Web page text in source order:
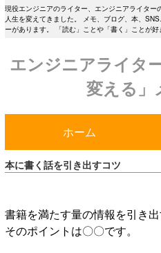
現役エンジニアのライター、エンジニアライター
人生を変えてきました。 メモ、ブログ、本、
ーがあります。 「読む」ことや「書く」ことが好
エンジニアライタ
変える」
ホーム
本に書く話を引き出すコツ
書籍を満たす量の情報を引き出
そのポイントは〇〇です。